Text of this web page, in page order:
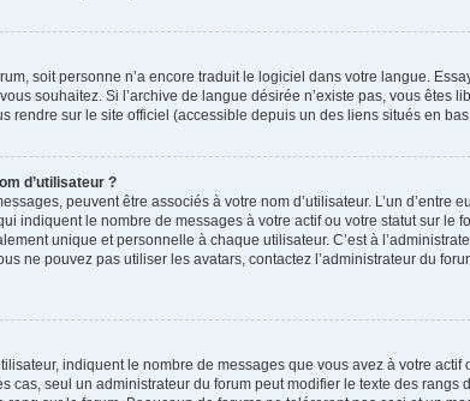
soit personne n’a encore traduit le logiciel dans votre langue.
souhaitez. Si l’archive de langue désirée n’existe pas, vous êtes
rendre sur le site officiel (accessible depuis un des liens situés en
d’utilisateur ?
peuvent être associés à votre nom d’utilisateur. L’un d’entre
indiquent le nombre de messages à votre actif ou votre statut sur le
unique et personnelle à chaque utilisateur. C’est à
ne pouvez pas utiliser les avatars, contactez l’administrateur du
indiquent le nombre de messages que vous avez à votre
cas, seul un administrateur du forum peut modifier le texte des rangs